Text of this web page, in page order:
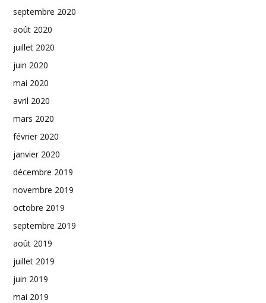
septembre 2020
août 2020
juillet 2020
juin 2020
mai 2020
avril 2020
mars 2020
février 2020
janvier 2020
décembre 2019
novembre 2019
octobre 2019
septembre 2019
août 2019
juillet 2019
juin 2019
mai 2019